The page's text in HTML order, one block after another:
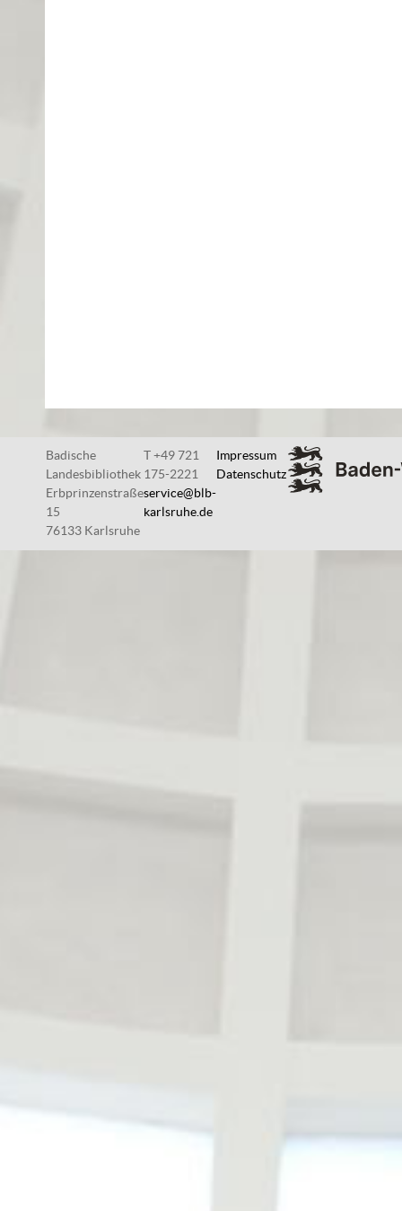
Badische
Landesbibliothek
Erbprinzenstraße
15
76133 Karlsruhe
T +49 721
175-2221
service@blb-
karlsruhe.de
Impressum
Datenschutz